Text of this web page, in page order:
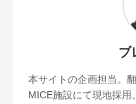
ブ
本サイトの企画担当。
MICE施設にて現地採